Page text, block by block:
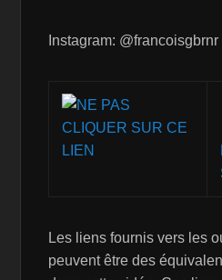
Instagram: @francoisgbrnr
Les liens fournis vers les
peuvent être des